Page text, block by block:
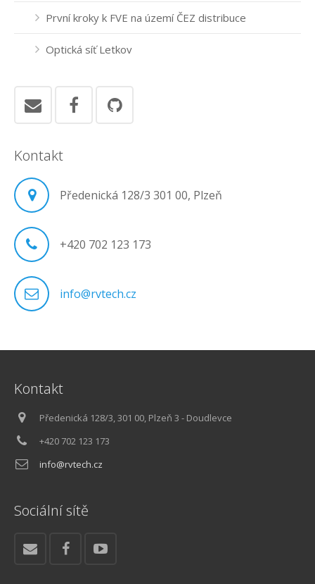
První kroky k FVE na území ČEZ distribuce
Optická síť Letkov
Kontakt
Předenická 128/3 301 00, Plzeň
+420 702 123 173
info@rvtech.cz
Kontakt
Předenická 128/3, 301 00, Plzeň 3 - Doudlevce
+420 702 123 173
info@rvtech.cz
Sociální sítě